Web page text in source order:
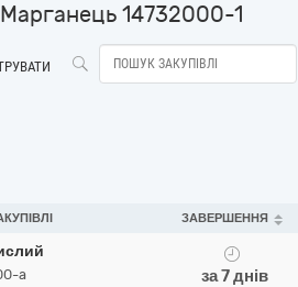
Марганець 14732000-1
ЗАВЕРШЕННЯ
a
за 7 днів